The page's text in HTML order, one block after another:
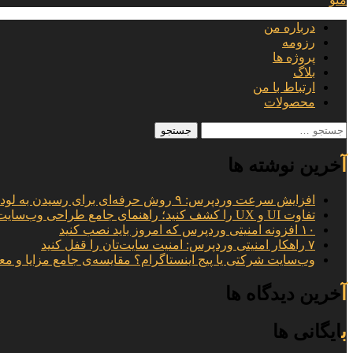
درباره من
رزومه
پروژه ها
بلاگ
ارتباط با من
محصولات
جستجو
آخرین نوشته ها
افزایش سرعت وردپرس: ۹ روش حرفه‌ای برای رسیدن به لود ۱ ثانیه
تفاوت UI و UX را کشف کنید؛ راهنمای جامع طراحی وب‌سایت
۱۰ افزونه امنیتی وردپرس که امروز باید نصب کنید
۷ راهکار امنیتی وردپرس: امنیت سایت‌تان را قفل کنید
وب‌سایت شرکتی یا پیج اینستاگرام؟ مقایسه‌ی جامع مزایا و
آخرین دیدگاه ها
بایگانی ها